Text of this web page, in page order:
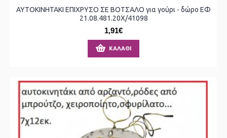
ΑΥΤΟΚΙΝΗΤΑΚΙ ΕΠΙΧΡΥΣΟ ΣΕ ΒΟΤΣΑΛΟ για γούρι - δώρο ΕΦ
21.08.481.20Χ/41098
1,91€
ΚΑΛΆΘΙ